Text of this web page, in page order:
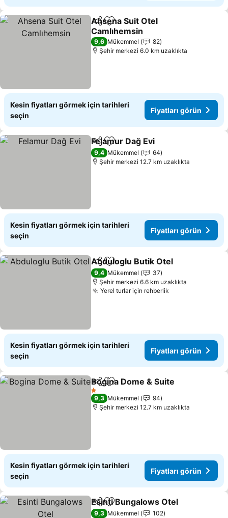
PaylaşFavorilerime ekle
Ahsena Suit Otel
Camlıhemsin
Fiyatları görün
9,6 Mükemmel
82
Şehir merkezi 6.0 km uzaklıkta
Kesin fiyatları görmek için tarihleri
seçin
Fiyatları görün
PaylaşFavorilerime ekle
Felamur Dağ Evi
9,4 Mükemmel
64
Şehir merkezi 12.7 km uzaklıkta
Kesin fiyatları görmek için tarihleri
seçin
Fiyatları görün
PaylaşFavorilerime ekle
Abduloglu Butik Otel
9,4 Mükemmel
37
Şehir merkezi 6.6 km uzaklıkta
Yerel turlar için rehberlik
Kesin fiyatları görmek için tarihleri
seçin
Fiyatları görün
PaylaşFavorilerime ekle
Bogina Dome & Suite
1 Yıldız
9,3 Mükemmel
94
Şehir merkezi 12.7 km uzaklıkta
Kesin fiyatları görmek için tarihleri
seçin
Fiyatları görün
PaylaşFavorilerime ekle
Esinti Bungalows Otel
9,3 Mükemmel
102